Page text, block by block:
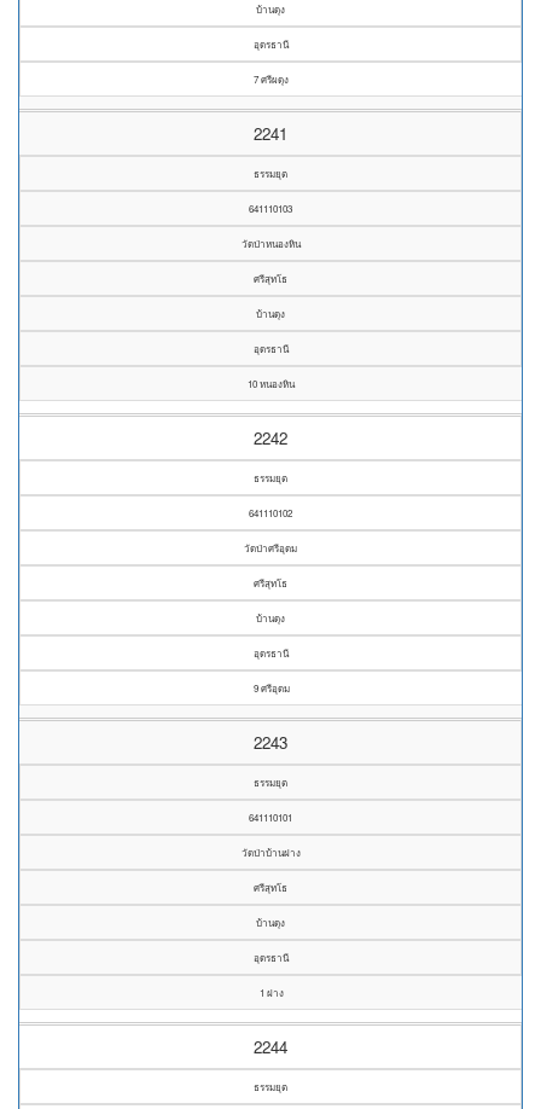
บ้านดุง
อุดรธานี
7 ศรีผดุง
2241
ธรรมยุต
641110103
วัดป่าหนองหิน
ศรีสุทโธ
บ้านดุง
อุดรธานี
10 หนองหิน
2242
ธรรมยุต
641110102
วัดป่าศรีอุดม
ศรีสุทโธ
บ้านดุง
อุดรธานี
9 ศรีอุดม
2243
ธรรมยุต
641110101
วัดป่าบ้านฝาง
ศรีสุทโธ
บ้านดุง
อุดรธานี
1 ฝาง
2244
ธรรมยุต